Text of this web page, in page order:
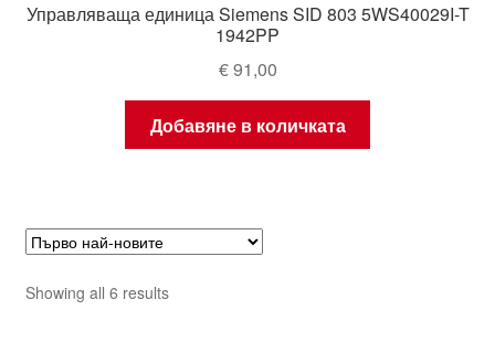
Управляваща единица Siemens SID 803 5WS40029I-T
1942PP
€91,00
Добавяне в количката
Showing all 6 resultsSorted